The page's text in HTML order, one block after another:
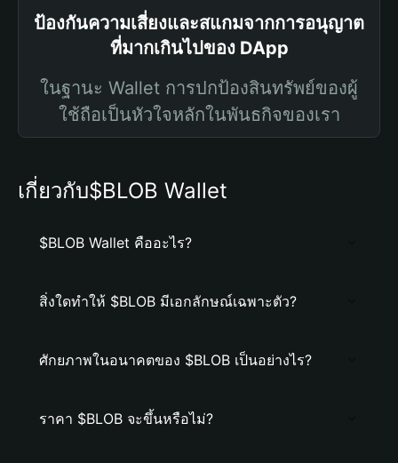
ป้องกันความเสี่ยงและสแกมจากการอนุญาต
ที่มากเกินไปของ DApp
ในฐานะ Wallet การปกป้องสินทรัพย์ของผู้
ใช้ถือเป็นหัวใจหลักในพันธกิจของเรา
เกี่ยวกับ$BLOB Wallet
$BLOB Wallet คืออะไร?
สิ่งใดทำให้ $BLOB มีเอกลักษณ์เฉพาะตัว?
ศักยภาพในอนาคตของ $BLOB เป็นอย่างไร?
ราคา $BLOB จะขึ้นหรือไม่?